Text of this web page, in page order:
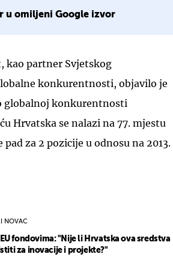
u omiljeni Google izvor
kao partner Svjetskog
konkurentnosti, objavilo je
globalnoj konkurentnosti
Hrvatska se nalazi na 77. mjestu
za 2 pozicije u odnosu na 2013.
NOVAC
EU fondovima: "Nije li Hrvatska ova sredstva
za inovacije i projekte?"